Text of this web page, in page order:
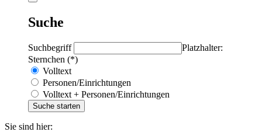
Suche
Suchbegriff
Platzhalter:
Sternchen (*)
Volltext
Personen/Einrichtungen
Volltext + Personen/Einrichtungen
Sie sind hier: